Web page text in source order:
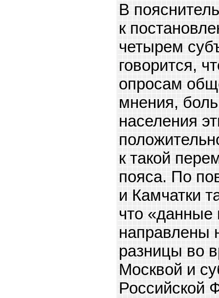
В
к
четырем
говорится,
опросам
мнения,
населения
к такой
пояса. По
и Камчатки
что «данные
направлены
разницы во
Москвой и
Российской